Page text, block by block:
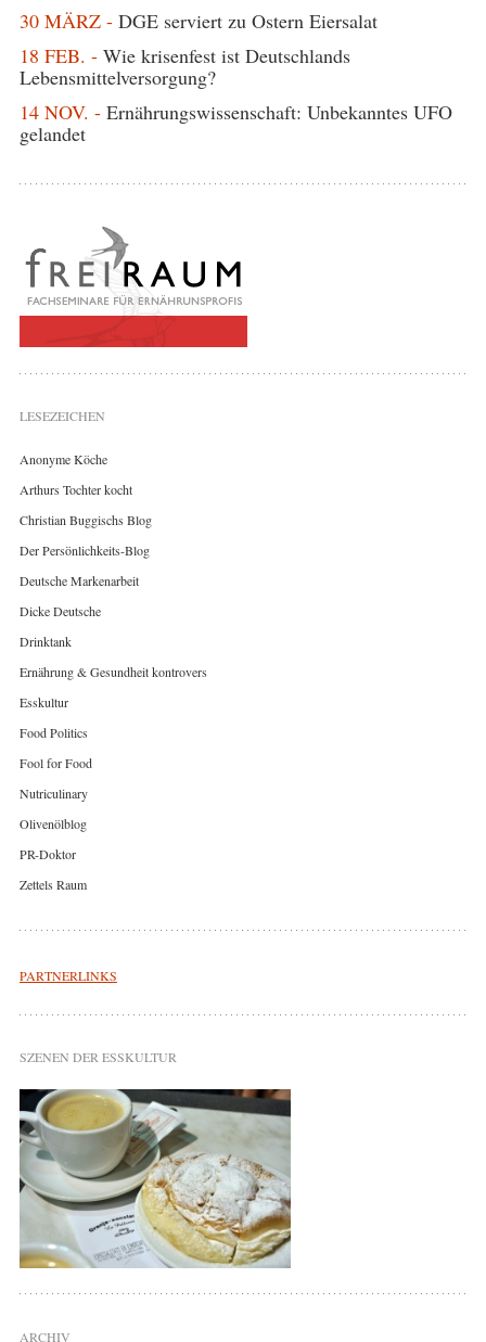
30 MÄRZ - DGE serviert zu Ostern Eiersalat
18 FEB. - Wie krisenfest ist Deutschlands
Lebensmittelversorgung?
14 NOV. - Ernährungswissenschaft: Unbekanntes UFO
gelandet
LESEZEICHEN
Anonyme Köche
Arthurs Tochter kocht
Christian Buggischs Blog
Der Persönlichkeits-Blog
Deutsche Markenarbeit
Dicke Deutsche
Drinktank
Ernährung & Gesundheit kontrovers
Esskultur
Food Politics
Fool for Food
Nutriculinary
Olivenölblog
PR-Doktor
Zettels Raum
PARTNERLINKS
SZENEN DER ESSKULTUR
ARCHIV